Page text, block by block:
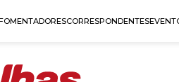
CORRESPONDENTES